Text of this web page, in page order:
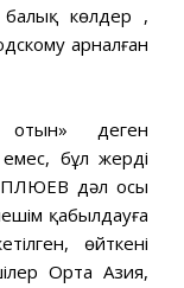
балық көлдер ,
арналған
деген
бұл жердің
дәл осы
қабылдауға
өйткені
Орта Азия,